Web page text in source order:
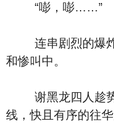
“嘭，嘭……”
连串剧烈的爆炸
和惨叫中。
谢黑龙四人趁势
线，快且有序的往华